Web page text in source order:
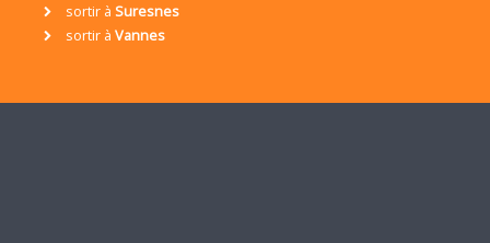
sortir à Suresnes
sortir à Vannes